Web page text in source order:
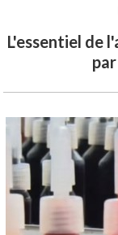
L'essentiel de